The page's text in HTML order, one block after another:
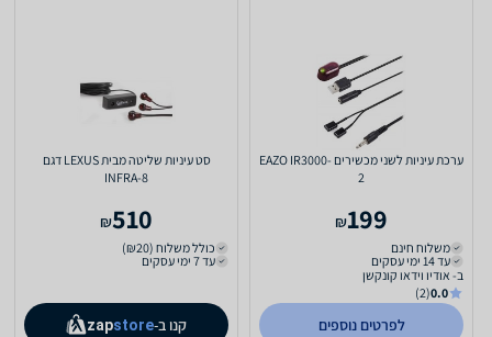
ערכת עיניות לשני מכשירים EAZO IR3000-
2
199
₪
משלוח חינם
עד 14 ימי עסקים
ב- אודיו וידאו קונקשן
0.0
(2)
לפרטים נוספים
סט עיניות שליטה מבית LEXUS דגם
INFRA-8
510
₪
כולל משלוח (₪20)
עד 7 ימי עסקים
קנו ב- zapstore